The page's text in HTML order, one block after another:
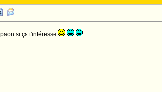
si ça t'intéresse